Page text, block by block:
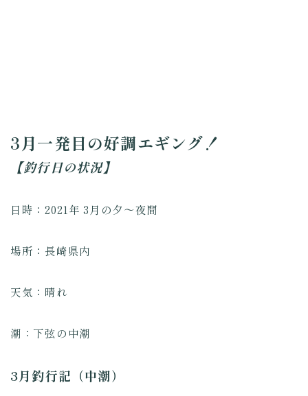
3月一発目の好調エギング！
【釣行日の状況】
日時：2021年 3月の夕～夜間
場所：長崎県内
天気：晴れ
潮：下弦の中潮
3月釣行記（中潮）